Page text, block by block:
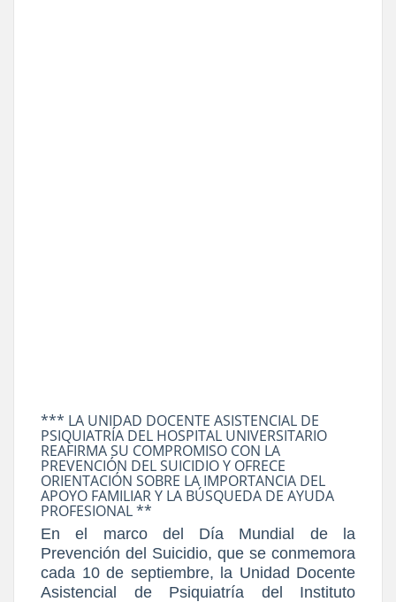
*** LA UNIDAD DOCENTE ASISTENCIAL DE
PSIQUIATRÍA DEL HOSPITAL UNIVERSITARIO
REAFIRMA SU COMPROMISO CON LA
PREVENCIÓN DEL SUICIDIO Y OFRECE
ORIENTACIÓN SOBRE LA IMPORTANCIA DEL
APOYO FAMILIAR Y LA BÚSQUEDA DE AYUDA
PROFESIONAL **
En el marco del Día Mundial de la
Prevención del Suicidio, que se conmemora
cada 10 de septiembre, la Unidad Docente
Asistencial de Psiquiatría del Instituto